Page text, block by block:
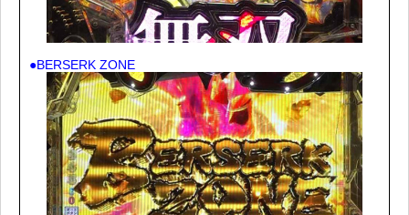
●BERSERK ZONE